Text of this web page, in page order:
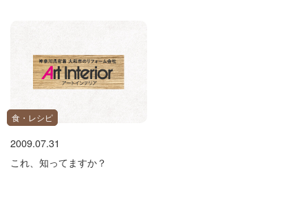
食・レシピ
2009.07.31
これ、知ってますか？